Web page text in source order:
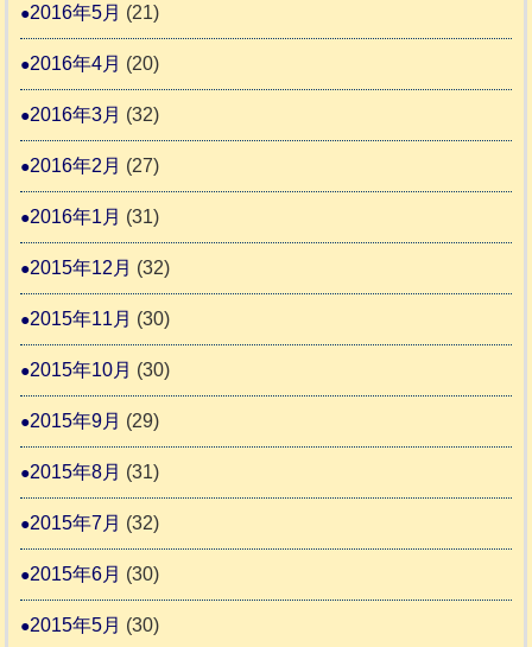
2016年5月 (21)
2016年4月 (20)
2016年3月 (32)
2016年2月 (27)
2016年1月 (31)
2015年12月 (32)
2015年11月 (30)
2015年10月 (30)
2015年9月 (29)
2015年8月 (31)
2015年7月 (32)
2015年6月 (30)
2015年5月 (30)